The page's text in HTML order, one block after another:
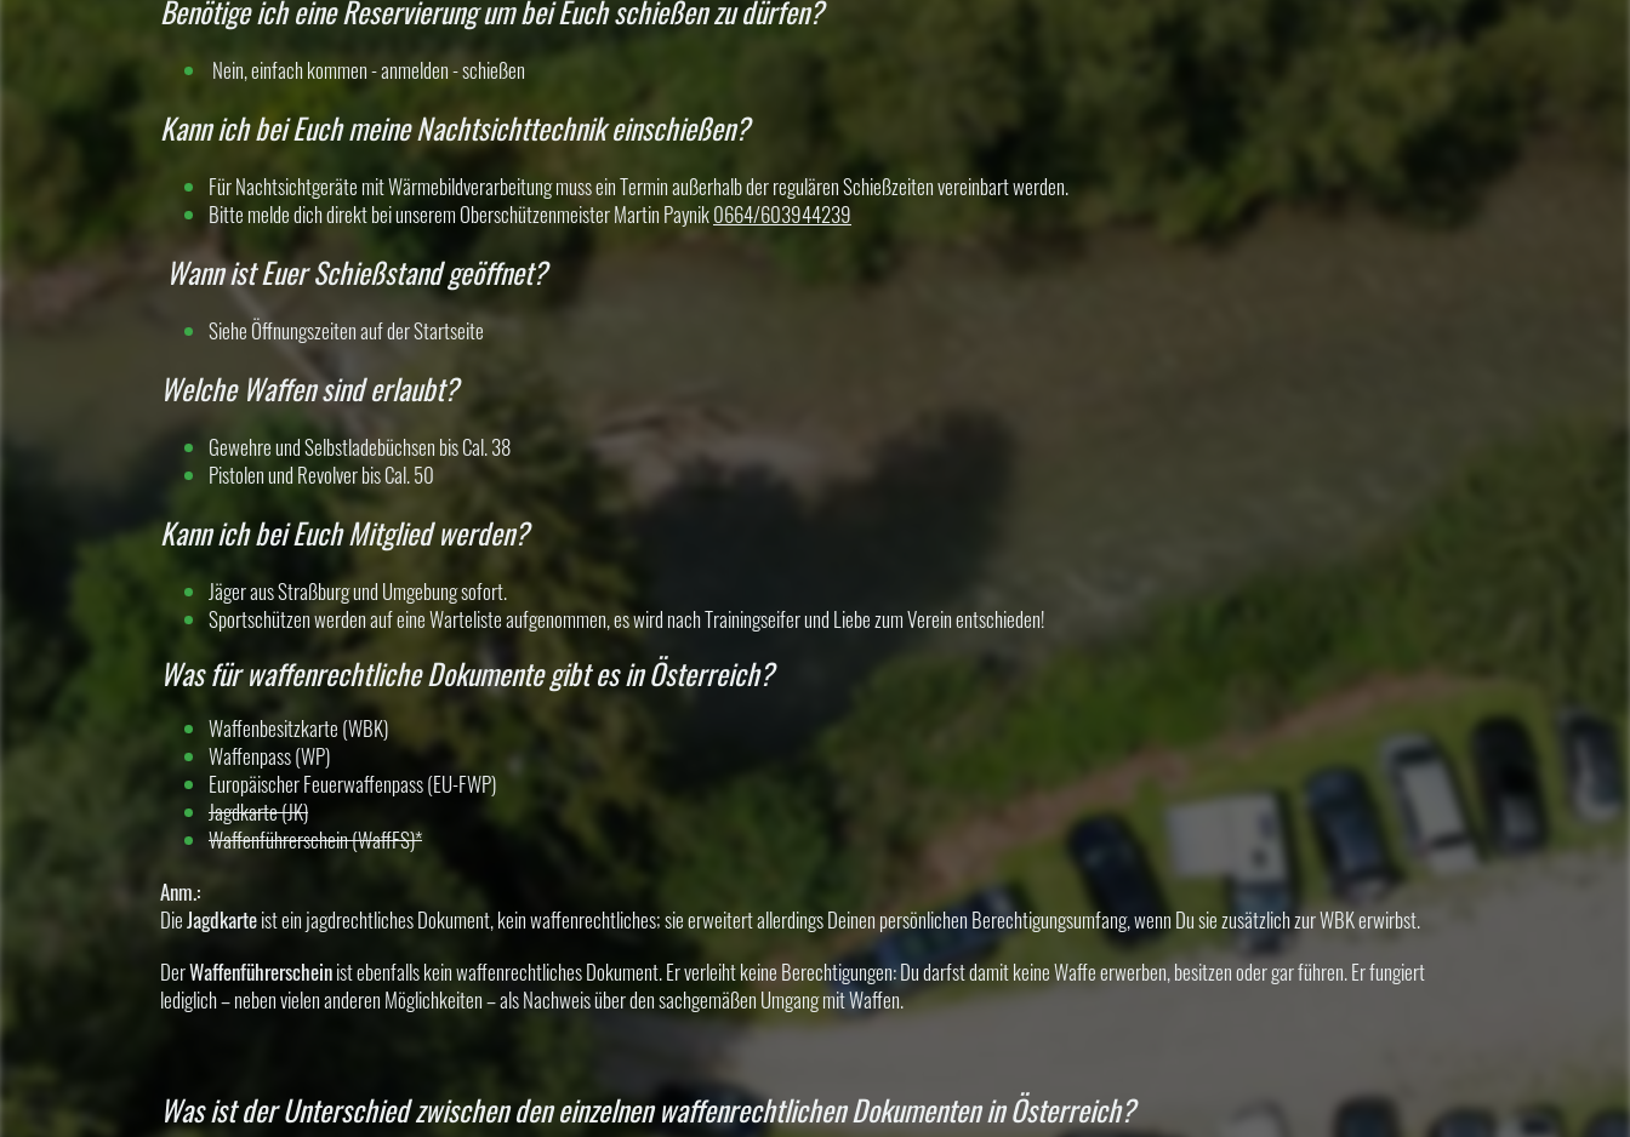
Benötige ich eine Reservierung um bei Euch schießen zu dürfen?
Nein, einfach kommen - anmelden - schießen
Kann ich bei Euch meine Nachtsichttechnik einschießen?
Für Nachtsichtgeräte mit Wärmebildverarbeitung muss ein Termin außerhalb der regulären Schießzeiten vereinbart werden.
Bitte melde dich direkt bei unserem Oberschützenmeister Martin Paynik0664/603944239
Wann ist Euer Schießstand geöffnet?
Siehe Öffnungszeiten auf der Startseite
Welche Waffen sind erlaubt?
Gewehre und Selbstladebüchsen bis Cal. 38
Pistolen und Revolver bis Cal. 50
Kann ich bei Euch Mitglied werden?
Jäger aus Straßburg und Umgebung sofort.
Sportschützen werden auf eine Warteliste aufgenommen, es wird nach Trainingseifer und Liebe zum Verein entschieden!
Was für waffenrechtliche Dokumente gibt es in Österreich?
Waffenbesitzkarte (WBK)
Waffenpass (WP)
Europäischer Feuerwaffenpass (EU-FWP)
Jagdkarte (JK)
Waffenführerschein (WaffFS)*
Anm.:
DieJagdkarteist ein jagdrechtliches Dokument, kein waffenrechtliches; sie erweitert allerdings Deinen persönlichen Berechtigungsumfang, wenn Du sie zusätzlich zur WBK erwirbst.
DerWaffenführerscheinist ebenfalls kein waffenrechtliches Dokument. Er verleiht keine Berechtigungen: Du darfst damit keine Waffe erwerben, besitzen oder gar führen. Er fungiert
lediglich – neben vielen anderen Möglichkeiten – als Nachweis über den sachgemäßen Umgang mit Waffen.
Was ist der Unterschied zwischen den einzelnen waffenrechtlichen Dokumenten in Österreich?